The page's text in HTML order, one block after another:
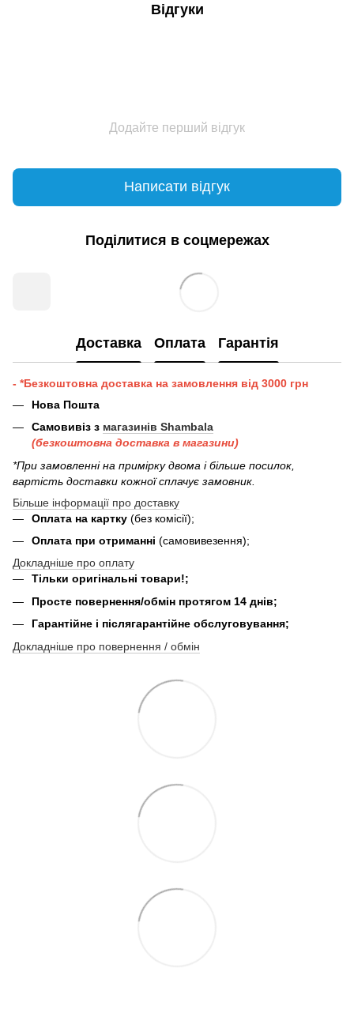
Відгуки
Додайте перший відгук
Написати відгук
Поділитися в соцмережах
Доставка Оплата Гарантія
- *Безкоштовна доставка на замовлення від 3000 грн
Нова Пошта
Самовивіз з магазинів Shambala
(безкоштовна доставка в магазини)
*При замовленні на примірку двома і більше посилок,
вартість доставки кожної сплачує замовник.
Більше інформації про доставку
Оплата на картку (без комісії);
Оплата при отриманні (самовивезення);
Докладніше про оплату
Тільки оригінальні товари!;
Просте повернення/обмін протягом 14 днів;
Гарантійне і післягарантійне обслуговування;
Докладніше про повернення / обмін